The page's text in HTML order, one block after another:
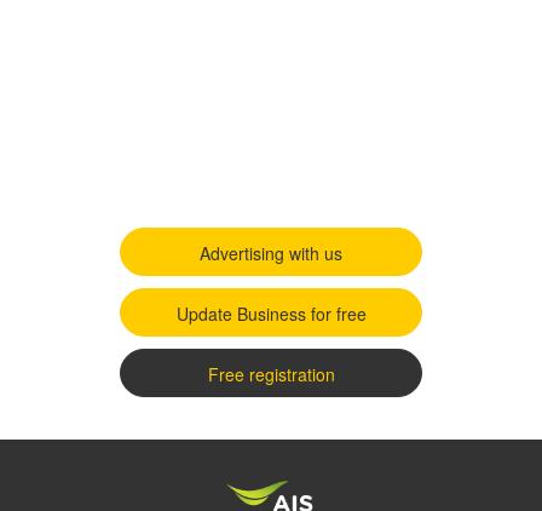
Advertising with us
Update Business for free
Free registration